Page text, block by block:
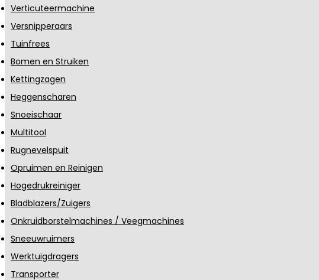
Verticuteermachine
Versnipperaars
Tuinfrees
Bomen en Struiken
Kettingzagen
Heggenscharen
Snoeischaar
Multitool
Rugnevelspuit
Opruimen en Reinigen
Hogedrukreiniger
Bladblazers/Zuigers
Onkruidborstelmachines / Veegmachines
Sneeuwruimers
Werktuigdragers
Transporter